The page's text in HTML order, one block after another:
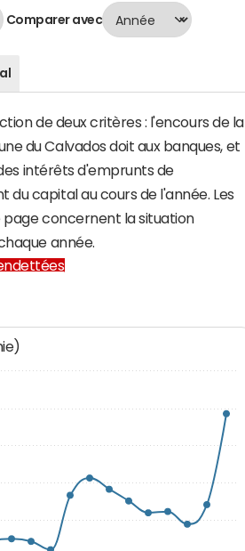
Comparer avec
de deux critères : l'encours de la
du Calvados doit aux banques, et
intérêts d'emprunts de
capital au cours de l'année. Les
concernent la situation
année.